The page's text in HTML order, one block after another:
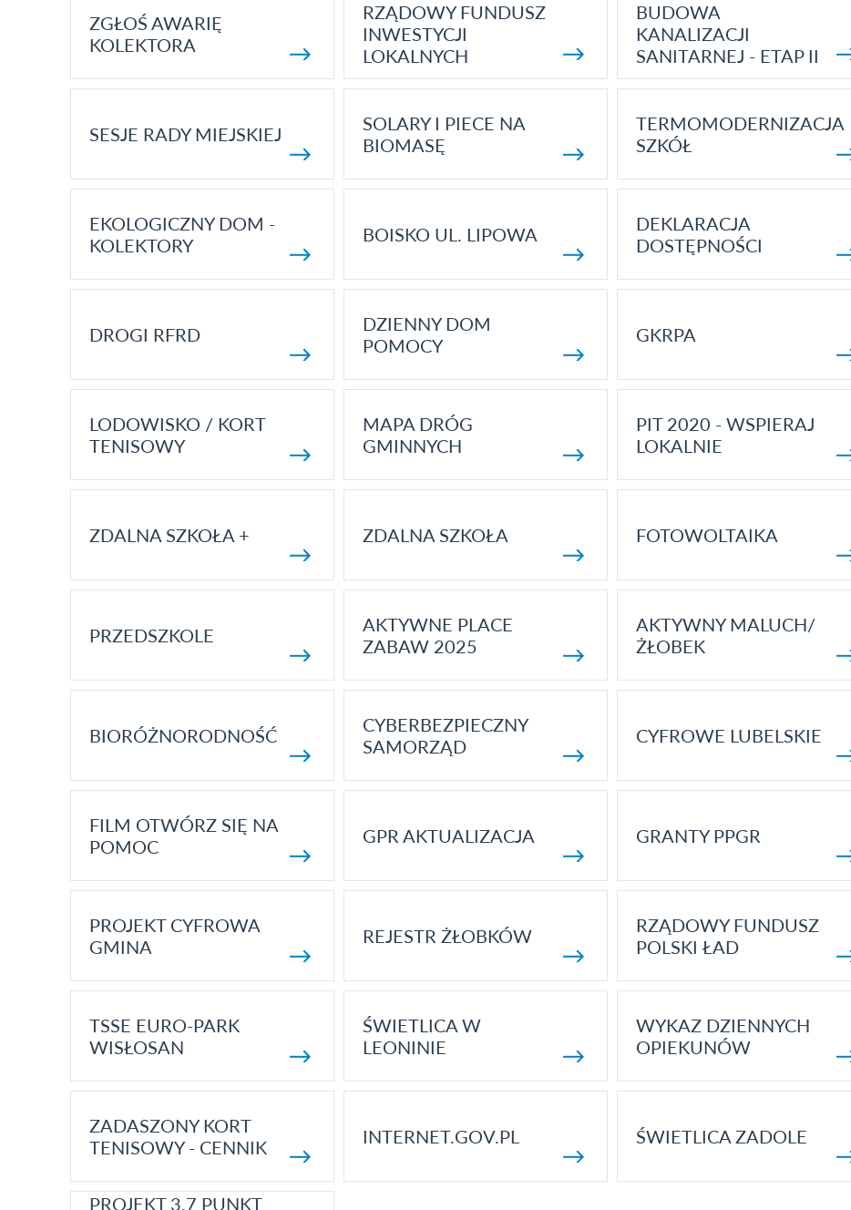
ZGŁOŚ AWARIĘ
KOLEKTORA
RZĄDOWY FUNDUSZ
INWESTYCJI
LOKALNYCH
BUDOWA
KANALIZACJI
SANITARNEJ - ETAP II
SESJE RADY MIEJSKIEJ
SOLARY I PIECE NA
BIOMASĘ
TERMOMODERNIZACJA
SZKÓŁ
EKOLOGICZNY DOM -
KOLEKTORY
BOISKO UL. LIPOWA
DEKLARACJA
DOSTĘPNOŚCI
DROGI RFRD
DZIENNY DOM
POMOCY
GKRPA
LODOWISKO / KORT
TENISOWY
MAPA DRÓG
GMINNYCH
PIT 2020 - WSPIERAJ
LOKALNIE
ZDALNA SZKOŁA + ZDALNA SZKOŁA FOTOWOLTAIKA
PRZEDSZKOLE
AKTYWNE PLACE
ZABAW 2025
AKTYWNY MALUCH/
ŻŁOBEK
BIORÓŻNORODNOŚĆ
CYBERBEZPIECZNY
SAMORZĄD
CYFROWE LUBELSKIE
FILM OTWÓRZ SIĘ NA
POMOC
GPR AKTUALIZACJA GRANTY PPGR
PROJEKT CYFROWA
GMINA
REJESTR ŻŁOBKÓW
RZĄDOWY FUNDUSZ
POLSKI ŁAD
TSSE EURO-PARK
WISŁOSAN
ŚWIETLICA W
LEONINIE
WYKAZ DZIENNYCH
OPIEKUNÓW
ZADASZONY KORT
TENISOWY - CENNIK
INTERNET.GOV.PL ŚWIETLICA ZADOLE
PROJEKT 3.7 PUNKT